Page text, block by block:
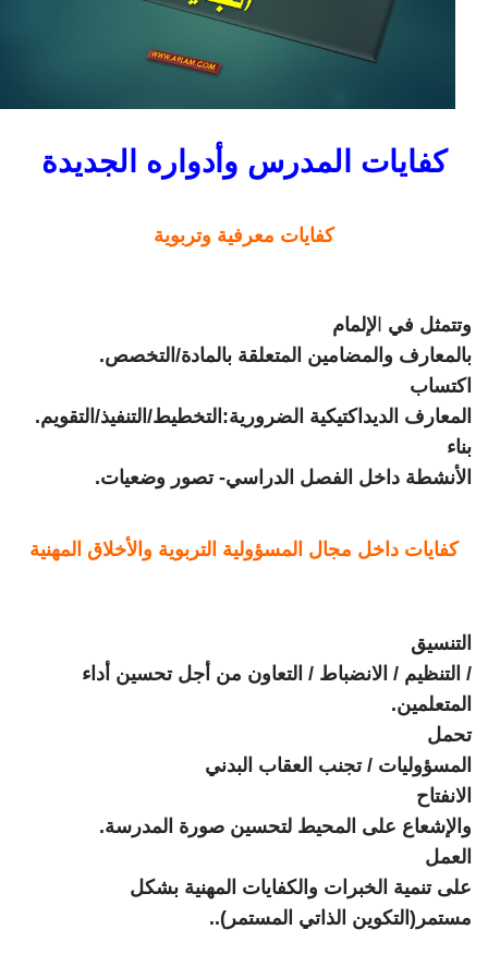
كفايات المدرس وأدواره الجديدة
كفايات معرفية وتربوية
وتتمثل في لإلمام
بالمعارف والمضامين المتعلقة بالمادة/التخصص.
اكتساب
المعارف الديداكتيكية الضرورية:التخطيط/التنفيذ/التقويم.
بناء
الأنشطة داخل الفصل الدراسي- تصور وضعيات.
كفايات داخل مجال المسؤولية التربوية والأخلاق المهنية
التنسيق
/ التنظيم / الانضباط / التعاون من أجل تحسين أداء
المتعلمين.
تحمل
المسؤوليات / تجنب العقاب البدني
الانفتاح
والإشعاع على المحيط لتحسين صورة المدرسة.
العمل
على تنمية الخبرات والكفايات المهنية بشكل
مستمر(التكوين الذاتي المستمر )..